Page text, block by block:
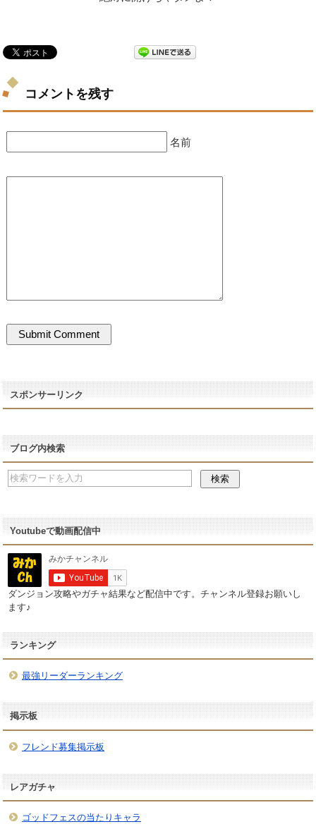
コメントを残す
名前
スポンサーリンク
ブログ内検索
Youtubeで動画配信中
ダンジョン攻略やガチャ結果など配信中です。チャンネル登録お願いし
ます♪
ランキング
最強リーダーランキング
掲示板
フレンド募集掲示板
レアガチャ
ゴッドフェスの当たりキャラ